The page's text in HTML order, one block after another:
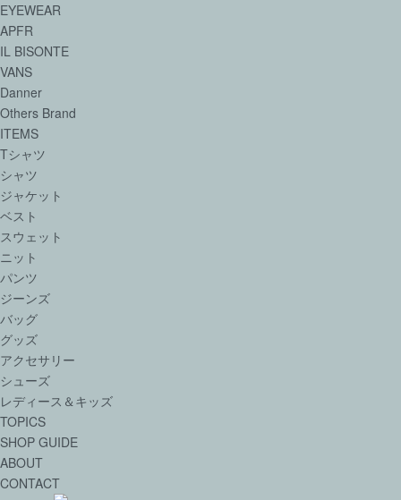
EYEWEAR
APFR
IL BISONTE
VANS
Danner
Others Brand
ITEMS
Tシャツ
シャツ
ジャケット
ベスト
スウェット
ニット
パンツ
ジーンズ
バッグ
グッズ
アクセサリー
シューズ
レディース＆キッズ
TOPICS
SHOP GUIDE
ABOUT
CONTACT